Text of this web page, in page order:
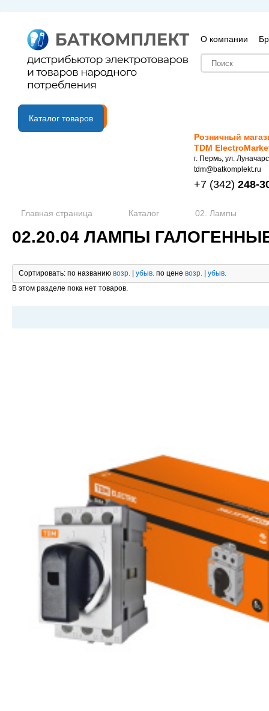
О компании
B2B портал
Каталог товаров
Розничный
TDM
г. Пермь, ул.
tdm@batkomplekt.ru
+7 (342) 248-
Главная страница Каталог 02. Лампы
02.20.04 ЛАМПЫ ГАЛОГЕННЫЕ
Сортировать: по названию возр. | убыв. по цене возр. | убыв.
В этом разделе пока нет товаров.